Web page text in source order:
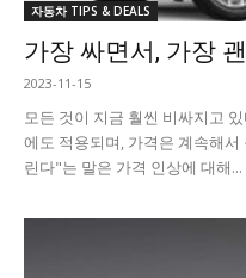
자동차 TIPS & DEALS
가장 싸면서, 가장
2023-11-15
모든 것이 지금 훨씬 비싸지고
에도 적용되며, 가격은 계속해
린다"는 말은 가격 인상에 대해...